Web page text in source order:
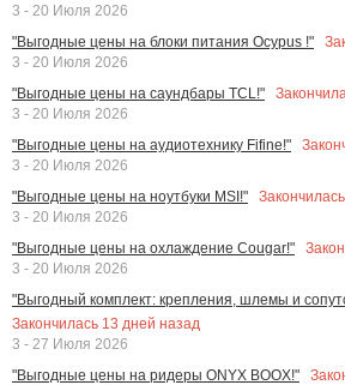
3 - 20 Июля 2026
"Выгодные цены на блоки питания Ocypus !"
3 - 20 Июля 2026
"Выгодные цены на саундбары TCL!"
3 - 20 Июля 2026
"Выгодные цены на аудиотехнику Fifine!"
3 - 20 Июля 2026
"Выгодные цены на ноутбуки MSI!"
Закончилась
3 - 20 Июля 2026
"Выгодные цены на охлаждение Cougar!"
3 - 20 Июля 2026
"Выгодный комплект: крепления, шлемы и
Закончилась 13 дней назад
3 - 27 Июля 2026
"Выгодные цены на ридеры ONYX BOOX!"